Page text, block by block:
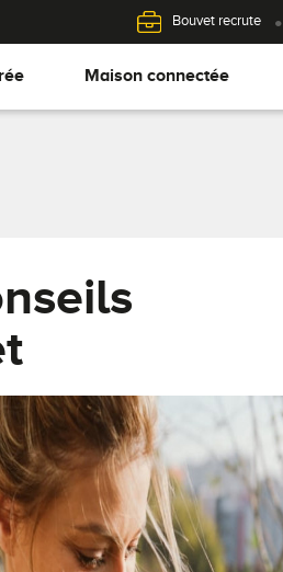
Bouvet recrute
Maison connectée